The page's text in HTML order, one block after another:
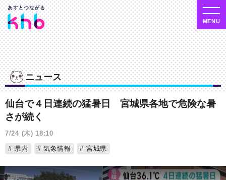
ニュース
仙台で４日連続の猛暑日 宮城県各地で危険な暑
さが続く
7/24 (木) 18:10
県内
気象情報 宮城県